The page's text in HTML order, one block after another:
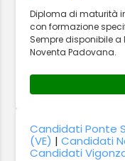
Diploma di maturità
con formazione
Sempre disponibile
Noventa Padovana.
Candidati Ponte
(VE) |Candidati
Candidati